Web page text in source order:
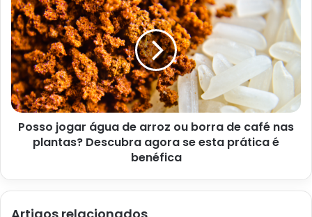
que, antes de experimentar, você vai comê-lo com os
olhos.
Posso jogar água de arroz ou borra de café nas
plantas? Descubra agora se esta prática é
benéfica